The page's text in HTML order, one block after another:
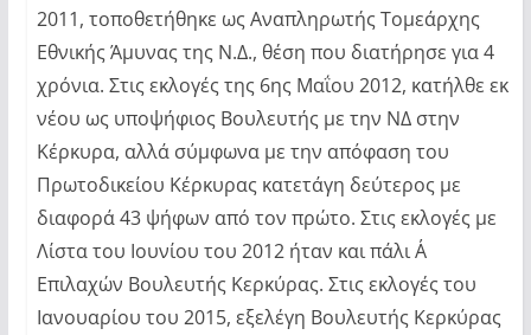
2011, τοποθετήθηκε ως Αναπληρωτής Τομεάρχης
Εθνικής Άμυνας της Ν.Δ., θέση που διατήρησε για 4
χρόνια. Στις εκλογές της 6ης Μαΐου 2012, κατήλθε εκ
νέου ως υποψήφιος Βουλευτής με την ΝΔ στην
Κέρκυρα, αλλά σύμφωνα με την απόφαση του
Πρωτοδικείου Κέρκυρας κατετάγη δεύτερος με
διαφορά 43 ψήφων από τον πρώτο. Στις εκλογές με
Λίστα του Ιουνίου του 2012 ήταν και πάλι Α΄
Επιλαχών Βουλευτής Κερκύρας. Στις εκλογές του
Ιανουαρίου του 2015, εξελέγη Βουλευτής Κερκύρας